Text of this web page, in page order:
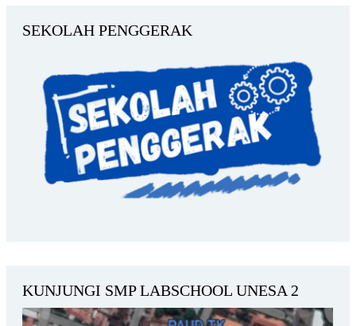
SEKOLAH PENGGERAK
KUNJUNGI SMP LABSCHOOL UNESA 2